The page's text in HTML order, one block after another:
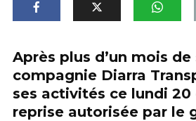
Après plus d’un mois
compagnie Diarra
ses activités ce lundi
reprise autorisée par le